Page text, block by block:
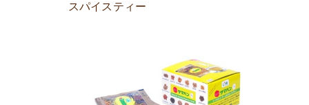
スパイスティー